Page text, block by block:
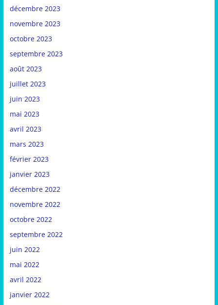
décembre 2023
novembre 2023
octobre 2023
septembre 2023
août 2023
juillet 2023
juin 2023
mai 2023
avril 2023
mars 2023
février 2023
janvier 2023
décembre 2022
novembre 2022
octobre 2022
septembre 2022
juin 2022
mai 2022
avril 2022
janvier 2022